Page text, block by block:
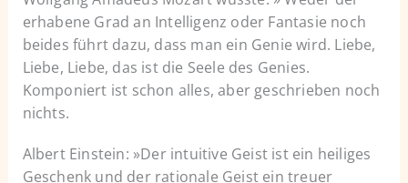
erhabene Grad an Intelligenz oder Fantasie noch
beides führt dazu, dass man ein Genie wird. Liebe,
Liebe, Liebe, das ist die Seele des Genies.
Komponiert ist schon alles, aber geschrieben noch
nichts.
Albert Einstein: »Der intuitive Geist ist ein heiliges
Geschenk und der rationale Geist ein treuer